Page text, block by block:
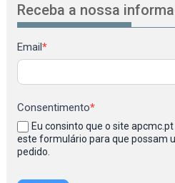
Receba a nossa
Newsletter
Email*
Consentimento*
Eu consinto que o site
este formulário para que possam
pedido.